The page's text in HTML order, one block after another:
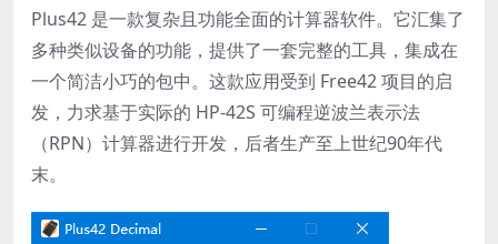
Plus42 是一款复杂且功能全面的计算器软件。它汇集了
多种类似设备的功能，提供了一套完整的工具，集成在
一个简洁小巧的包中。这款应用受到 Free42 项目的启
发，力求基于实际的 HP-42S 可编程逆波兰表示法
（RPN）计算器进行开发，后者生产至上世纪90年代
末。